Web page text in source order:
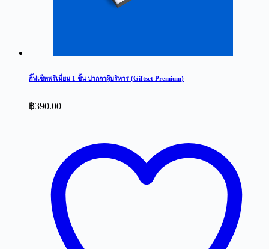
กิ๊ฟเซ็ทพรีเมี่ยม 1 ชิ้น ปากกาผู้บริหาร (Giftset Premium)
฿390.00